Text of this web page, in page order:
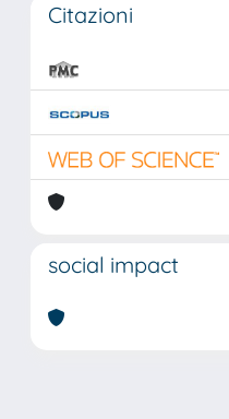
Citazioni
social impact